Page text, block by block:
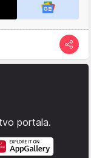
portala.